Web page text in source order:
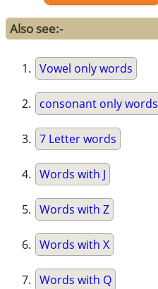
Also see:-
Vowel only words
consonant only words
7 Letter words
Words with J
Words with Z
Words with X
Words with Q